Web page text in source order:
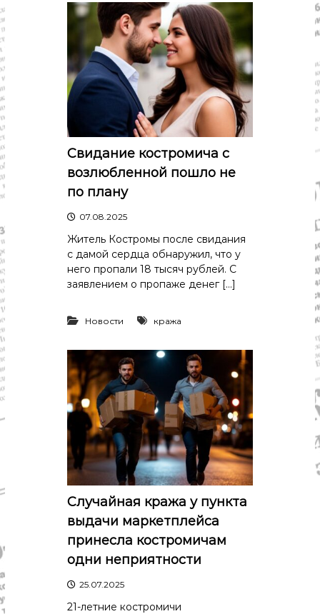
Свидание костромича с
возлюбленной пошло не
по плану
07.08.2025
Житель Костромы после свидания
с дамой сердца обнаружил, что у
него пропали 18 тысяч рублей. С
заявлением о пропаже денег […]
Новости кража
Случайная кража у пункта
выдачи маркетплейса
принесла костромичам
одни неприятности
25.07.2025
21-летние костромичи